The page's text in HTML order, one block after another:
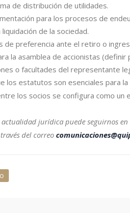
de distribución de utilidades.
para los procesos de
de la sociedad.
de preferencia ante el retiro o
la asamblea de accionistas (definir
o facultades del representante
los estatutos son esenciales para
los socios se configura como
jurídica puede seguirnos en
del correo